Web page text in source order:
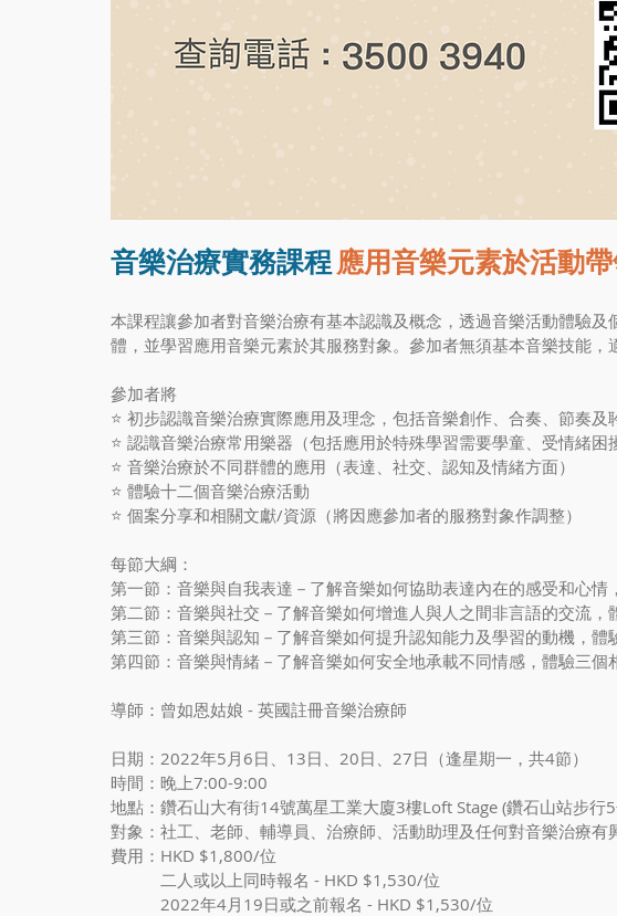
音樂治療實務課程 應用音樂元素於活動帶
本課程讓參加者對音樂治療有基本認識及概念，透過音樂活動體驗
體，並學習應用音樂元素於其服務對象。參加者無須基本音樂技能，
參加者將
⭐️ 初步認識音樂治療實際應用及理念，包括音樂創作、合奏、節奏及
⭐️ 認識音樂治療常用樂器（包括應用於特殊學習需要學童、受情緒困
⭐️ 音樂治療於不同群體的應用（表達、社交、認知及情緒方面）
⭐️ 體驗十二個音樂治療活動
⭐️ 個案分享和相關文獻/資源（將因應參加者的服務對象作調整）
每節大綱：
第一節：音樂與自我表達－了解音樂如何協助表達內在的感受和心情
第二節：音樂與社交－了解音樂如何增進人與人之間非言語的交流，
第三節：音樂與認知－了解音樂如何提升認知能力及學習的動機，體
第四節：音樂與情緒－了解音樂如何安全地承載不同情感，體驗三個
導師：曾如恩姑娘 - 英國註冊音樂治療師
日期：2022年5月6日、13日、20日、27日（逢星期一，共4節）
時間：晚上7:00-9:00
地點：鑽石山大有街14號萬星工業大廈3樓Loft Stage (鑽石山站步行
對象：社工、老師、輔導員、治療師、活動助理及任何對音樂治療
費用：HKD $1,800/位
二人或以上同時報名 - HKD $1,530/位
2022年4月19日或之前報名 - HKD $1,530/位